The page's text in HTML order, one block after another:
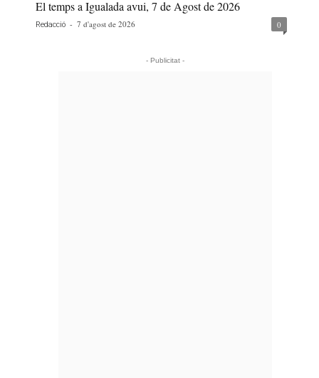
El temps a Igualada avui, 7 de Agost de 2026
Redacció - 7 d'agost de 2026 0
- Publicitat -